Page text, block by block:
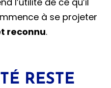
à se projeter
reconnu.
RESTE